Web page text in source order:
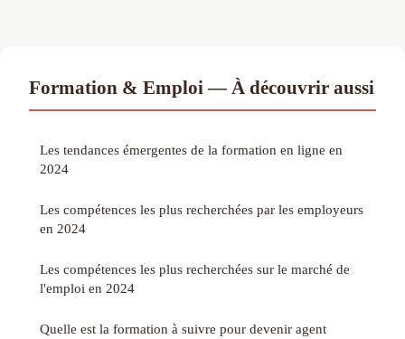
Formation & Emploi — À découvrir aussi
Les tendances émergentes de la formation en ligne en
2024
Les compétences les plus recherchées par les employeurs
en 2024
Les compétences les plus recherchées sur le marché de
l'emploi en 2024
Quelle est la formation à suivre pour devenir agent